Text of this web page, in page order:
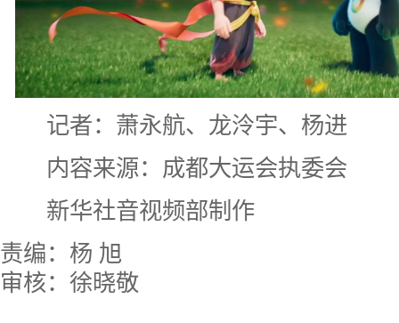
记者：萧永航、龙泠宇、杨进
内容来源：成都大运会执委会
新华社音视频部制作
责编：杨 旭
审核：徐晓敬